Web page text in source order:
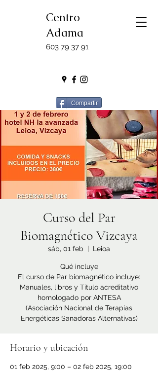
Centro
Adama
603 79 37 91
Compartir
Curso del Par
Biomagnético Vizcaya
sáb, 01 feb
  |
Leioa
Qué incluye
El curso de Par biomagnético incluye:
Manuales, libros y Titulo acreditativo
homologado por ANTESA
(Asociación Nacional de Terapias
Horario y ubicación
01 feb 2025, 9:00 – 02 feb 2025, 19:00